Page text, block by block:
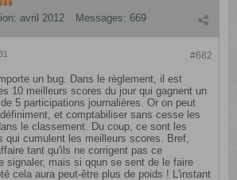
avril 2012 Messages: 669
#682
un bug. Dans le règlement, il est
10 meilleurs scores du jour qui gagnent un
5 participations journalières. Or on peut
et comptabiliser sans cesse les
le classement. Du coup, ce sont les
qui cumulent les meilleurs scores. Bref,
tant qu'ils ne corrigent pas ce
signaler, mais si qqun se sent de le faire
cela aura peut-être plus de poids ! L'instant